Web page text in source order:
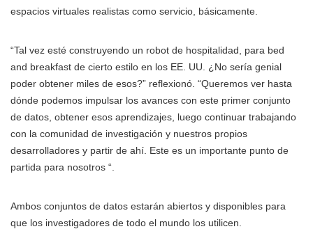
espacios virtuales realistas como servicio, básicamente.
“Tal vez esté construyendo un robot de hospitalidad, para bed
and breakfast de cierto estilo en los EE. UU. ¿No sería genial
poder obtener miles de esos?” reflexionó. “Queremos ver hasta
dónde podemos impulsar los avances con este primer conjunto
de datos, obtener esos aprendizajes, luego continuar trabajando
con la comunidad de investigación y nuestros propios
desarrolladores y partir de ahí. Este es un importante punto de
partida para nosotros “.
Ambos conjuntos de datos estarán abiertos y disponibles para
que los investigadores de todo el mundo los utilicen.